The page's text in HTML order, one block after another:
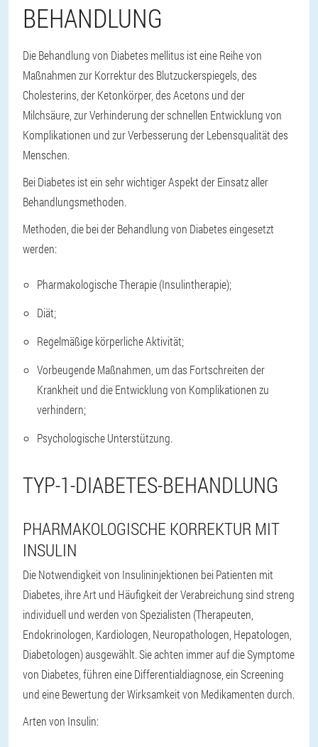
BEHANDLUNG
Die Behandlung von Diabetes mellitus ist eine Reihe von
Maßnahmen zur Korrektur des Blutzuckerspiegels, des
Cholesterins, der Ketonkörper, des Acetons und der
Milchsäure, zur Verhinderung der schnellen Entwicklung von
Komplikationen und zur Verbesserung der Lebensqualität des
Menschen.
Bei Diabetes ist ein sehr wichtiger Aspekt der Einsatz aller
Behandlungsmethoden.
Methoden, die bei der Behandlung von Diabetes eingesetzt
werden:
Pharmakologische Therapie (Insulintherapie);
Diät;
Regelmäßige körperliche Aktivität;
Vorbeugende Maßnahmen, um das Fortschreiten der
Krankheit und die Entwicklung von Komplikationen zu
verhindern;
Psychologische Unterstützung.
TYP-1-DIABETES-BEHANDLUNG
PHARMAKOLOGISCHE KORREKTUR MIT
INSULIN
Die Notwendigkeit von Insulininjektionen bei Patienten mit
Diabetes, ihre Art und Häufigkeit der Verabreichung sind streng
individuell und werden von Spezialisten (Therapeuten,
Endokrinologen, Kardiologen, Neuropathologen, Hepatologen,
Diabetologen) ausgewählt. Sie achten immer auf die Symptome
von Diabetes, führen eine Differentialdiagnose, ein Screening
und eine Bewertung der Wirksamkeit von Medikamenten durch.
Arten von Insulin: